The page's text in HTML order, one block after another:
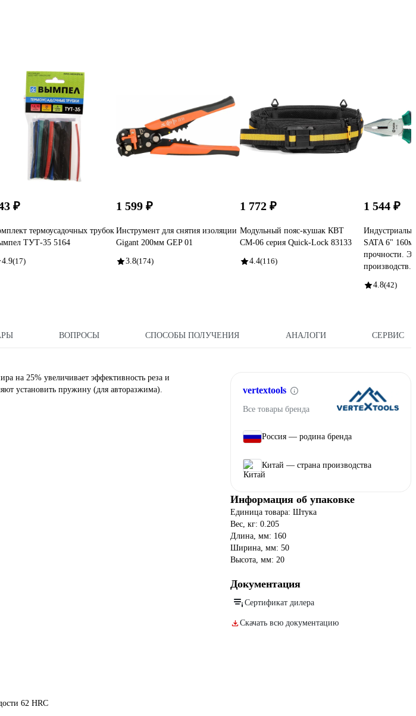
₽
термоусадочных трубок
ТУТ-35 5164
4.9(17)
1 599 ₽
Инструмент для снятия изоляции
Gigant 200мм GEP 01
3.8(174)
1 772 ₽
Модульный пояс-кушак КВТ
СМ-06 серия Quick-Lock 83133
4.4(116)
1 544 ₽
SATA 6"
прочности.
производств.
4.8(42)
ВОПРОСЫ СПОСОБЫ ПОЛУЧЕНИЯ АНАЛОГИ СЕРВИС
на 25% увеличивает эффективность реза и
установить пружину (для авторазжима).
62 HRC
vertextools
Все товары бренда
Россия — родина бренда
Китай — страна производства
Информация об упаковке
Единица товара: Штука
Вес, кг: 0.205
Длина, мм: 160
Ширина, мм: 50
Высота, мм: 20
Документация
Сертификат дилера
Скачать всю документацию